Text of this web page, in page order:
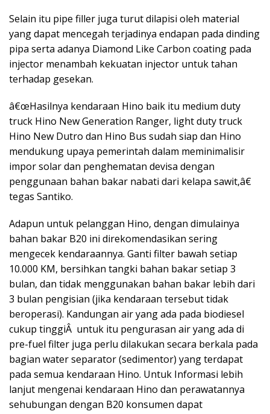
Selain itu pipe filler juga turut dilapisi oleh material
yang dapat mencegah terjadinya endapan pada dinding
pipa serta adanya Diamond Like Carbon coating pada
injector menambah kekuatan injector untuk tahan
terhadap gesekan.
â€œHasilnya kendaraan Hino baik itu medium duty
truck Hino New Generation Ranger, light duty truck
Hino New Dutro dan Hino Bus sudah siap dan Hino
mendukung upaya pemerintah dalam meminimalisir
impor solar dan penghematan devisa dengan
penggunaan bahan bakar nabati dari kelapa sawit,â€
tegas Santiko.
Adapun untuk pelanggan Hino, dengan dimulainya
bahan bakar B20 ini direkomendasikan sering
mengecek kendaraannya. Ganti filter bawah setiap
10.000 KM, bersihkan tangki bahan bakar setiap 3
bulan, dan tidak menggunakan bahan bakar lebih dari
3 bulan pengisian (jika kendaraan tersebut tidak
beroperasi). Kandungan air yang ada pada biodiesel
cukup tinggiÂ untuk itu pengurasan air yang ada di
pre-fuel filter juga perlu dilakukan secara berkala pada
bagian water separator (sedimentor) yang terdapat
pada semua kendaraan Hino. Untuk Informasi lebih
lanjut mengenai kendaraan Hino dan perawatannya
sehubungan dengan B20 konsumen dapat